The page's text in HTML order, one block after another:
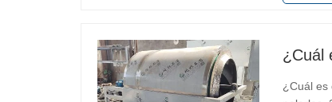
¿Cuál
¿Cuál es